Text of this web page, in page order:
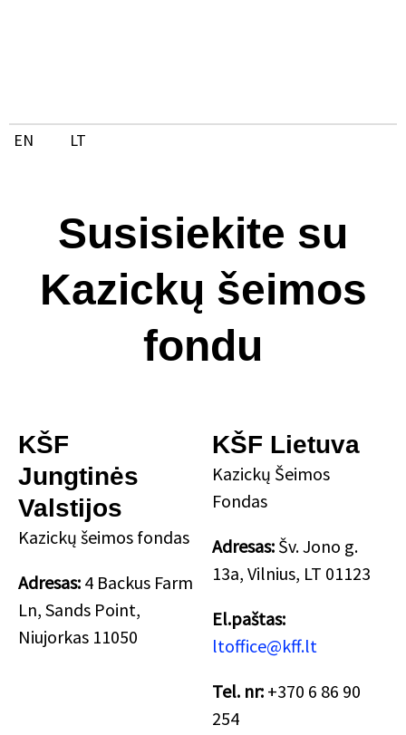
EN LT
Susisiekite su
Kazickų šeimos
fondu
KŠF
Jungtinės
Valstijos
Kazickų šeimos fondas
Adresas: 4 Backus Farm
Ln, Sands Point,
Niujorkas 11050
KŠF Lietuva
Kazickų Šeimos
Fondas
Adresas: Šv. Jono g.
13a, Vilnius, LT 01123
El.paštas:
ltoffice@kff.lt
Tel. nr: +370 6 86 90
254